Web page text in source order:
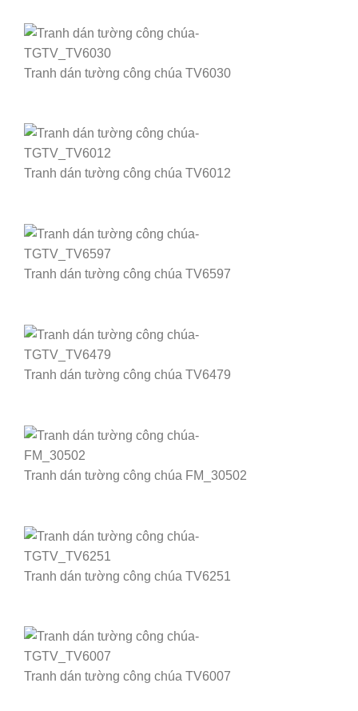
Tranh dán tường công chúa TV6030
Tranh dán tường công chúa TV6012
Tranh dán tường công chúa TV6597
Tranh dán tường công chúa TV6479
Tranh dán tường công chúa FM_30502
Tranh dán tường công chúa TV6251
Tranh dán tường công chúa TV6007